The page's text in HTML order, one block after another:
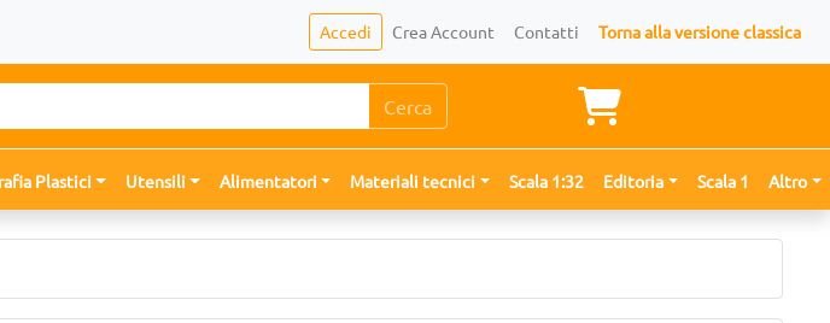
Accedi Crea Account Contatti Torna alla versione classica
Cerca
Plastici Utensili Alimentatori Materiali tecnici Scala 1:32 Editoria Scala 1 Altro